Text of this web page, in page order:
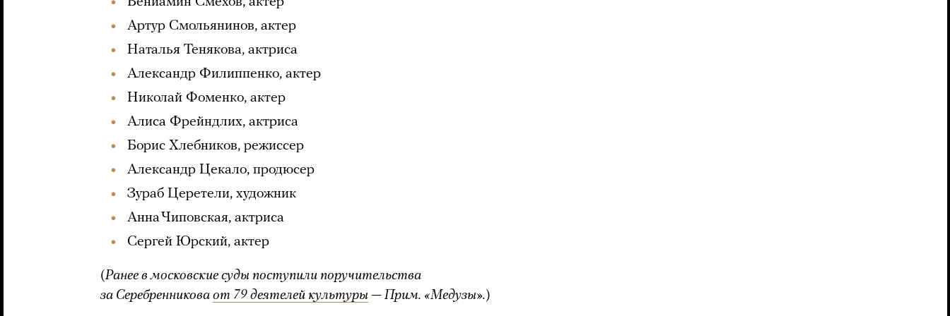
Артур Смольянинов, актер
Наталья Тенякова, актриса
Александр Филиппенко, актер
Николай Фоменко, актер
Алиса Фрейндлих, актриса
Борис Хлебников, режиссер
Александр Цекало, продюсер
Зураб Церетели, художник
Анна Чиповская, актриса
Сергей Юрский, актер
(Ранее в московские суды поступили поручительства
за Серебренникова от 79 деятелей культуры — Прим. «Медузы».)